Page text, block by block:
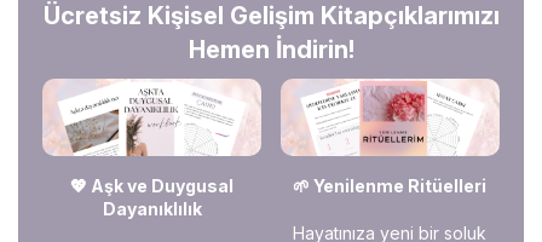
sebepleri ve nasıl tepki
vermeniz gerektiğini
keşfedeceğiz. Hadi, birlikte
anlamlandıralım! 🚀✨
Ücretsiz Kişisel Gelişim Kitapçıklarımızı
Hemen İndirin!
💖 Aşk ve Duygusal
Dayanıklılık
🌱 Yenilenme Ritüelleri
Hayatınıza yeni bir soluk